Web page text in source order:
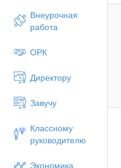
Внеурочная
работа
ОРК
Директору
Завучу
Классному
руководителю
Экономика